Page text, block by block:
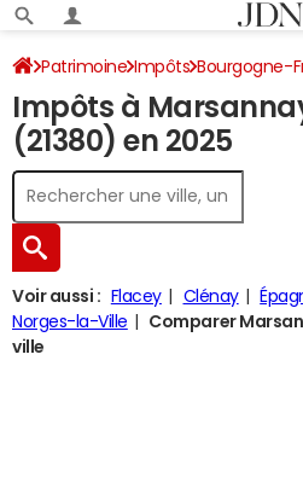
Patrimoine Impôts Bourgogne-
Côte-d'Or Marsannay-le-Bois
Impôts à
(21380) en 2025
Voir aussi : Flacey Clénay
Norges-la-Ville
Comparer
ville